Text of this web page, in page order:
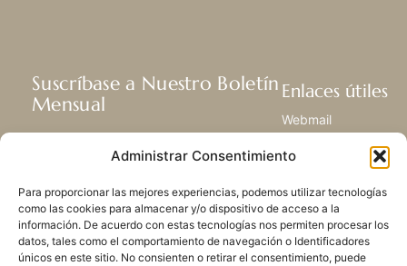
Administrar Consentimiento
Para proporcionar las mejores experiencias, podemos utilizar tecnologías
como las cookies para almacenar y/o dispositivo de acceso a la
información. De acuerdo con estas tecnologías nos permiten procesar los
datos, tales como el comportamiento de navegación o Identificadores
únicos en este sitio. No consienten o retirar el consentimiento, puede
Suscríbase a Nuestro Boletín
Mensual
Recibir las últimas noticias acerca de
nuestra vida, la misión y ministerios de
SUSCRIBIRSE
Enlaces útiles
Webmail
Centro de Recursos
Mapa del sitio